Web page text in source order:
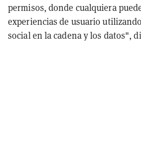
permisos, donde cualquiera
experiencias de usuario
social en la cadena y los datos",